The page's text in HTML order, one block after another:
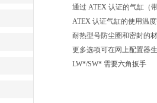
通过 ATEX 认证的气缸（
ATEX 认证气缸的使用温度
耐热型号防尘圈和密封的
更多选项可在网上配置器
LW*/SW* 需要六角扳手